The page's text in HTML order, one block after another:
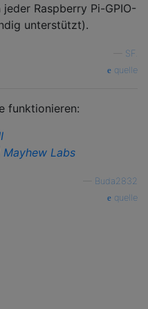
Raspberry Pi-GPIO-
unterstützt).
SF.
quelle
funktionieren:
Labs
Buda2832
quelle